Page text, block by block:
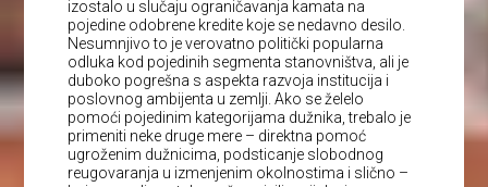
izostalo u slučaju ograničavanja kamata na
pojedine odobrene kredite koje se nedavno desilo.
Nesumnjivo to je verovatno politički popularna
odluka kod pojedinih segmenta stanovništva, ali je
duboko pogrešna s aspekta razvoja institucija i
poslovnog ambijenta u zemlji. Ako se želelo
pomoći pojedinim kategorijama dužnika, trebalo je
primeniti neke druge mere – direktna pomoć
ugroženim dužnicima, podsticanje slobodnog
reugovaranja u izmenjenim okolnostima i slično –